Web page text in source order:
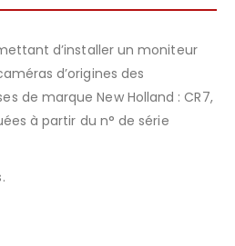
d’installer un moniteur
d’origines des
de marque New Holland : CR7,
à partir du n° de série